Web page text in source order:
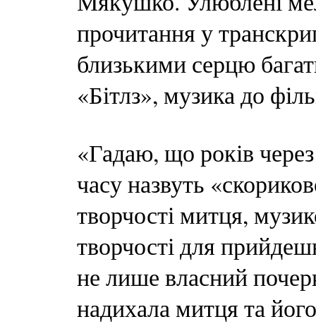
прочитання у
близькими серцю
«Бітлз», музика до
«Гадаю, що років
часу назвуть
творчості митця,
творчості для
не лише власний
надихала митця та